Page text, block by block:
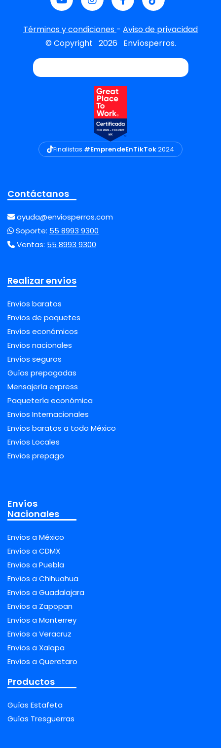
Términos y condiciones - Aviso de privacidad
© Copyright 2026 Envíosperros.
Finalistas #EmprendeEnTikTok2024
Contáctanos
ayuda@enviosperros.com
Soporte: 55 8993 9300
Ventas: 55 8993 9300
Realizar envíos
Envíos baratos
Envíos de paquetes
Envíos económicos
Envíos nacionales
Envíos seguros
Guías prepagadas
Mensajería express
Paquetería económica
Envíos Internacionales
Envíos baratos a todo México
Envíos Locales
Envíos prepago
Envíos
Nacionales
Envíos a México
Envíos a CDMX
Envíos a Puebla
Envíos a Chihuahua
Envíos a Guadalajara
Envíos a Zapopan
Envíos a Monterrey
Envíos a Veracruz
Envíos a Xalapa
Envíos a Queretaro
Productos
Guías Estafeta
Guías Tresguerras